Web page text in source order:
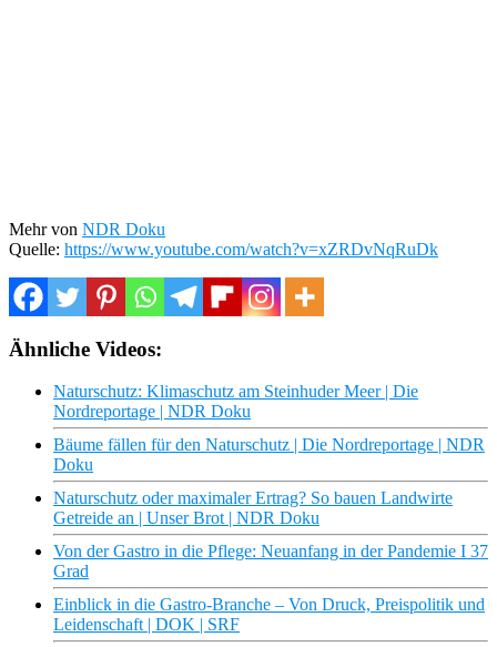
Mehr von NDR Doku
Quelle: https://www.youtube.com/watch?v=xZRDvNqRuDk
Ähnliche Videos:
Naturschutz: Klimaschutz am Steinhuder Meer | Die
Nordreportage | NDR Doku
Bäume fällen für den Naturschutz | Die Nordreportage | NDR
Doku
Naturschutz oder maximaler Ertrag? So bauen Landwirte
Getreide an | Unser Brot | NDR Doku
Von der Gastro in die Pflege: Neuanfang in der Pandemie I 37
Grad
Einblick in die Gastro-Branche – Von Druck, Preispolitik und
Leidenschaft | DOK | SRF